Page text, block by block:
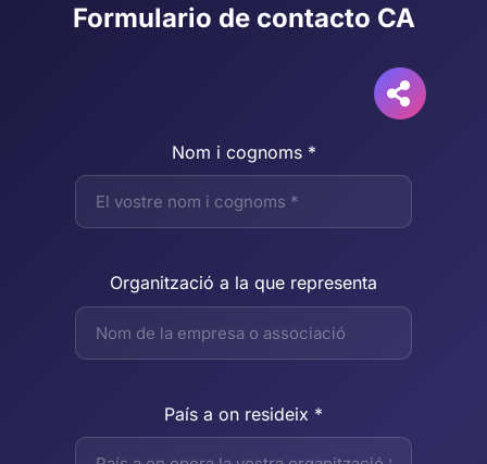
Formulario de contacto CA
Nom i cognoms *
Organització a la que representa
País a on resideix *